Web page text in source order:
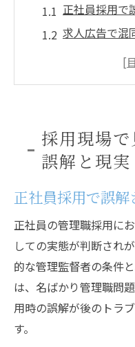
正社員採用で
求人広告で混
視点
広告上の管理
求人広告作成時の
正社員管理職
防ぐ
採用時に注意
とは
採用現場
誤解と現実
正社員採用で誤
正社員の管理職採用に
しての実態が判断され
的な管理監督者の条件
は、名ばかり管理職問
用時の誤解が後のトラ
す。